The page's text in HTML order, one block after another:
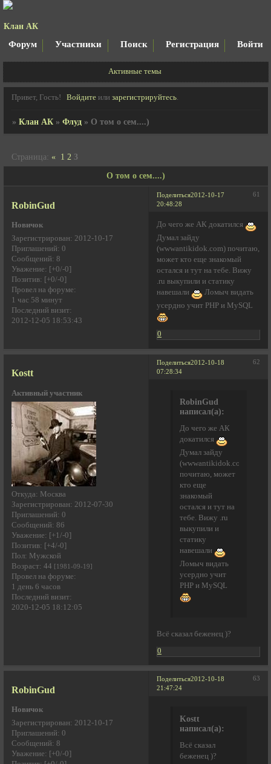
Клан АК
Форум Участники Поиск Регистрация Войти
Активные темы
Привет, Гость! Войдитеили зарегистрируйтесь.
» Клан АК » Флуд » О том о сем....)
О том о сем....)
Страница: « 1 2 3
Поделиться 61
2012-10-17
20:48:28
RobinGud
Новичок
Зарегистрирован: 2012-10-17
Приглашений: 0
Сообщений: 8
Уважение: [+0/-0]
Позитив: [+0/-0]
Провел на форуме:
1 час 58 минут
Последний визит:
2012-12-05 18:53:43
До чего же АК докатился
Думал зайду
(wwwantikidok.com) почитаю,
может кто еще знакомый
остался и тут на тебе. Вижу
.ru выкупили и статику
навешали
Ломыч видать
усердно учит PHP и MySQL
0
Поделиться 62
2012-10-18
07:28:34
Kostt
Активный участник
Откуда: Москва
Зарегистрирован: 2012-07-30
Приглашений: 0
Сообщений: 86
Уважение: [+1/-0]
Позитив: [+4/-0]
Пол: Мужской
Возраст: 44 [1981-09-19]
Провел на форуме:
1 день 6 часов
Последний визит:
2020-12-05 18:12:05
RobinGud
написал(а):
До чего же АК
докатился
Думал зайду
(wwwantikidok.com)
почитаю, может
кто еще
знакомый
остался и тут на
тебе. Вижу .ru
выкупили и
статику
навешали
Ломыч видать
усердно учит
PHP и MySQL
Всё сказал беженец )?
0
Поделиться 63
2012-10-18
21:47:24
RobinGud
Новичок
Зарегистрирован: 2012-10-17
Приглашений: 0
Сообщений: 8
Уважение: [+0/-0]
Kostt
написал(а):
Всё сказал
беженец )?